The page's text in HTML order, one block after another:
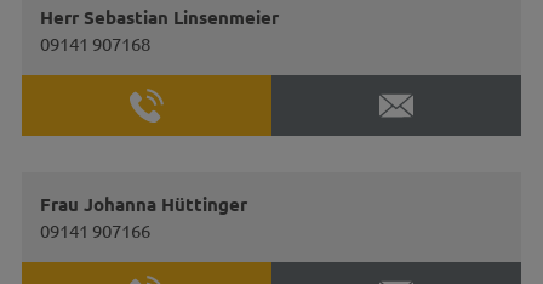
Herr Sebastian Linsenmeier
09141 907168
Frau Johanna Hüttinger
09141 907166